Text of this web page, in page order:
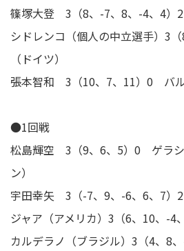
篠塚大登 3（8、-7、8、-4、4）
シドレンコ（個人の中立選手）3
（ドイツ）
張本智和 3（10、7、11）0 バル
●1回戦
松島輝空 3（9、6、5）0 ゲラシ
ン）
宇田幸矢 3（-7、9、-6、6、7）
ジャア（アメリカ）3（6、10、-
カルデラノ（ブラジル）3（4、8